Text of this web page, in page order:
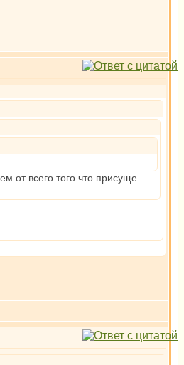
от всего того что присуще